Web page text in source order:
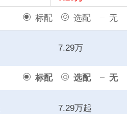
标配 选配 无
标配 选配 无
7.29万
7.29万起